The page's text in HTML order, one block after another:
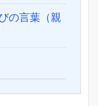
の言葉（親